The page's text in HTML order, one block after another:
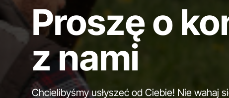
Proszę o
z nami
Chcielibyśmy usłyszeć od Ciebie! Nie wahaj